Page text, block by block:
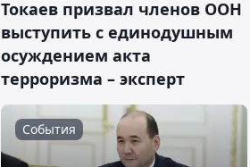
Токаев призвал членов ООН
выступить с единодушным
осуждением акта
терроризма – эксперт
События